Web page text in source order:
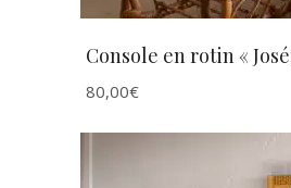
Console en rotin «
80,00€